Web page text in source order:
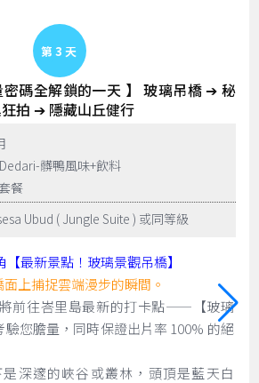
Day 3
密碼全解鎖的一天 】 玻璃吊橋 ➔ 秘
拍 ➔ 隱藏山丘健行
髒鴨風味+飲料
餐
Ubud ( Jungle Suite ) 或同等級
最新景點！玻璃景觀吊橋】
上捕捉雲端漫步的瞬間。
前往峇里島最新的打卡點——【玻璃
您膽量，同時保證出片率 100% 的絕
深邃的峽谷或叢林，頭頂是藍天白